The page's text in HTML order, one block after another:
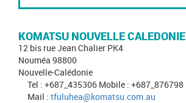
KOMATSU NOUVELLE CALEDONIE
12 bis rue Jean Chalier PK4
Nouméa 98800
Nouvelle-Calédonie
Tel : +687_435306 Mobile : +687_876798
Mail : tfuluhea@komatsu.com.au